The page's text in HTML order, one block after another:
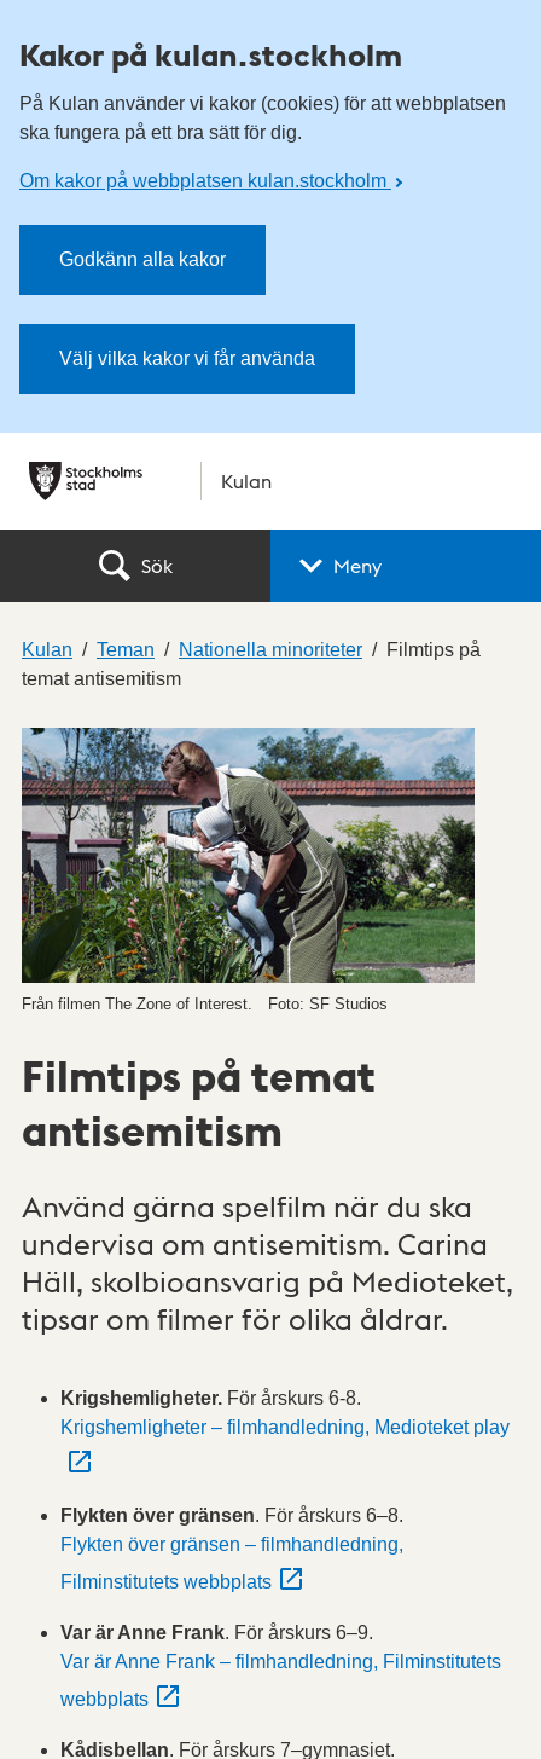
Kakor på kulan.stockholm
På Kulan använder vi kakor (cookies) för att webbplatsen
ska fungera på ett bra sätt för dig.
Om kakor på webbplatsen kulan.stockholm
Godkänn alla kakor
Välj vilka kakor vi får använda
Kulan
Sök Meny
Kulan Teman Nationella minoriteter
Filmtips på
temat antisemitism
Från filmen The Zone of Interest. Foto: SF Studios
Filmtips på temat
antisemitism
Använd gärna spelfilm när du ska
undervisa om antisemitism. Carina
Häll, skolbioansvarig på Medioteket,
tipsar om filmer för olika åldrar.
Krigshemligheter. För årskurs 6-8.
Krigshemligheter – filmhandledning, Medioteket play
Flykten över gränsen. För årskurs 6–8.
Flykten över gränsen – filmhandledning,
Filminstitutets webbplats
Var är Anne Frank. För årskurs 6–9.
Var är Anne Frank – filmhandledning, Filminstitutets
webbplats
Kådisbellan. För årskurs 7–gymnasiet.